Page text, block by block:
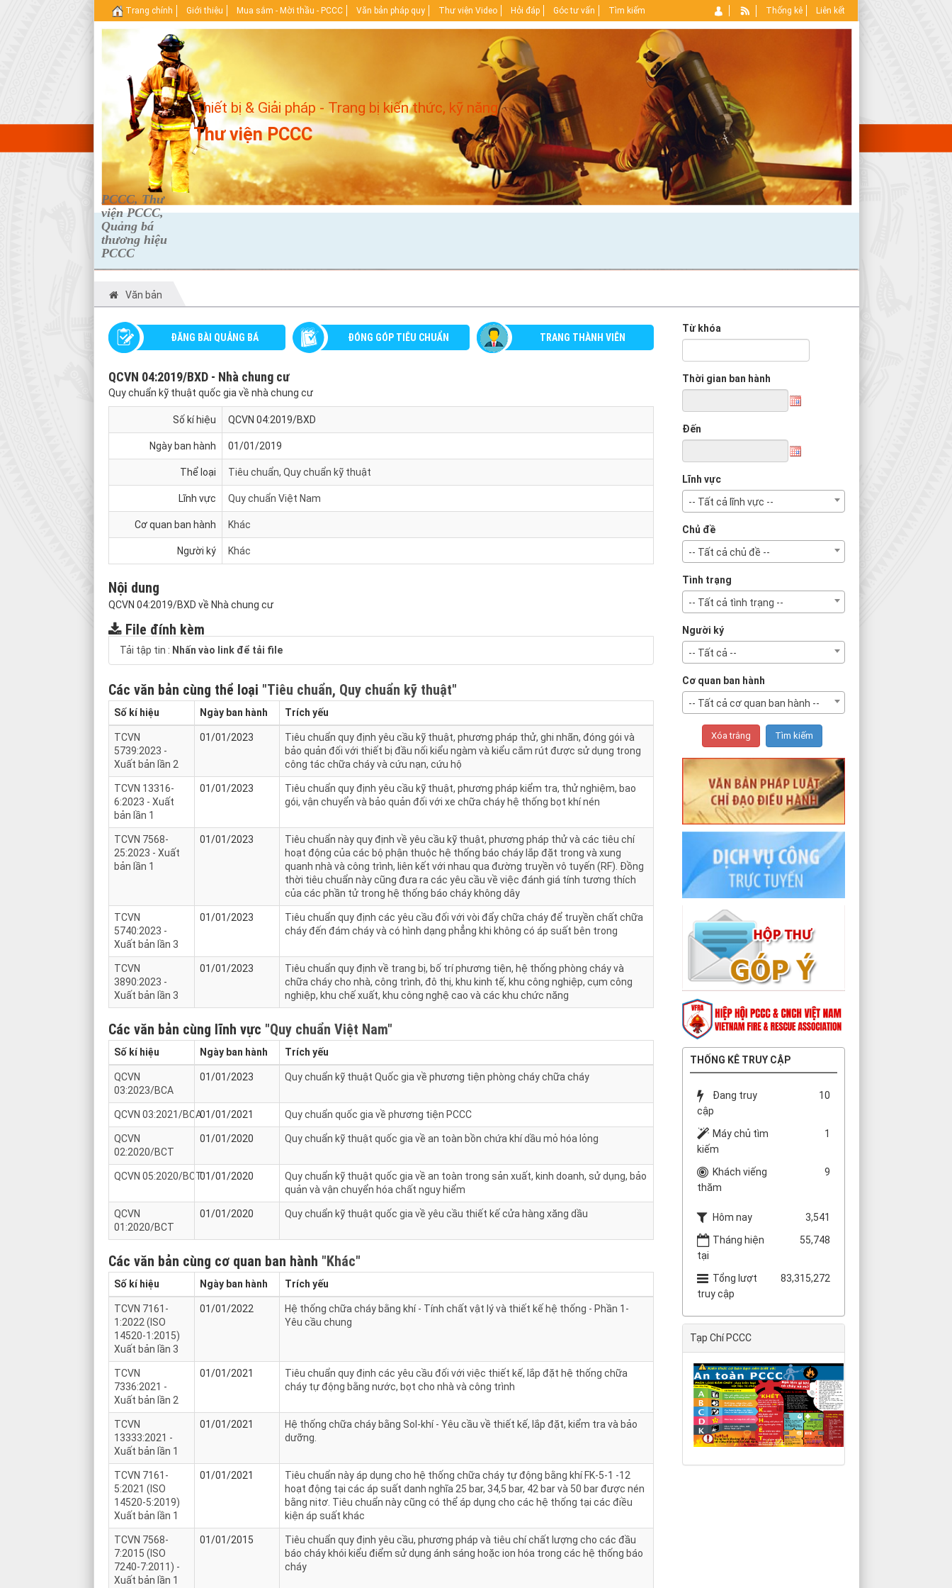
PCCC, Thư
viện PCCC,
Quảng bá
thương hiệu
PCCC
Thiết bị & Giải pháp - Trang bị kiến thức, kỹ năng
Thư viện PCCC
Trang chính Giới thiệu Mua sắm - Mời thầu - PCCC Văn bản pháp quy Thư viện Video Hỏi đáp Góc tư vấn Tìm kiếm Thống kê Liên kết
Văn bản
ĐĂNG BÀI QUẢNG BÁ ĐÓNG GÓP TIÊU CHUẨN TRANG THÀNH VIÊN
QCVN 04:2019/BXD - Nhà chung cư
Quy chuẩn kỹ thuật quốc gia về nhà chung cư
Số kí hiệu QCVN 04:2019/BXD
Ngày ban hành 01/01/2019
Thể loại Tiêu chuẩn, Quy chuẩn kỹ thuật
Lĩnh vực Quy chuẩn Việt Nam
Cơ quan ban hành Khác
Người ký Khác
Nội dung
QCVN 04:2019/BXD về Nhà chung cư
File đính kèm
Tải tập tin : Nhấn vào link để tải file
Các văn bản cùng thể loại "Tiêu chuẩn, Quy chuẩn kỹ thuật"
Số kí hiệu Ngày ban hành Trích yếu
TCVN
5739:2023 -
Xuất bản lần 2
01/01/2023
Tiêu chuẩn quy định yêu cầu kỹ thuật, phương pháp thử, ghi nhãn, đóng gói và
bảo quản đối với thiết bị đầu nối kiểu ngàm và kiểu cắm rút được sử dụng trong
công tác chữa cháy và cứu nạn, cứu hộ
TCVN 13316-
6:2023 - Xuất
bản lần 1
01/01/2023
Tiêu chuẩn quy định yêu cầu kỹ thuật, phương pháp kiểm tra, thử nghiệm, bao
gói, vận chuyển và bảo quản đối với xe chữa cháy hệ thống bọt khí nén
TCVN 7568-
25:2023 - Xuất
bản lần 1
01/01/2023
Tiêu chuẩn này quy định về yêu cầu kỹ thuật, phương pháp thử và các tiêu chí
hoạt động của các bộ phận thuộc hệ thống báo cháy lắp đặt trong và xung
quanh nhà và công trình, liên kết với nhau qua đường truyền vô tuyến (RF). Đồng
thời tiêu chuẩn này cũng đưa ra các yêu cầu về việc đánh giá tính tương thích
của các phần tử trong hệ thống báo cháy không dây
TCVN
5740:2023 -
Xuất bản lần 3
01/01/2023
Tiêu chuẩn quy định các yêu cầu đối với vòi đẩy chữa cháy để truyền chất chữa
cháy đến đám cháy và có hình dạng phẳng khi không có áp suất bên trong
TCVN
3890:2023 -
Xuất bản lần 3
01/01/2023
Tiêu chuẩn quy định về trang bị, bố trí phương tiện, hệ thống phòng cháy và
chữa cháy cho nhà, công trình, đô thị, khu kinh tế, khu công nghiệp, cụm công
nghiệp, khu chế xuất, khu công nghệ cao và các khu chức năng
Các văn bản cùng lĩnh vực "Quy chuẩn Việt Nam"
Số kí hiệu Ngày ban hành Trích yếu
QCVN
03:2023/BCA
01/01/2023 Quy chuẩn kỹ thuật Quốc gia về phương tiện phòng cháy chữa cháy
QCVN 03:2021/BCA01/01/2021 Quy chuẩn quốc gia về phương tiện PCCC
QCVN
02:2020/BCT
01/01/2020 Quy chuẩn kỹ thuật quốc gia về an toàn bồn chứa khí dầu mỏ hóa lỏng
QCVN 05:2020/BCT01/01/2020
Quy chuẩn kỹ thuật quốc gia về an toàn trong sản xuất, kinh doanh, sử dụng, bảo
quản và vận chuyển hóa chất nguy hiểm
QCVN
01:2020/BCT
01/01/2020 Quy chuẩn kỹ thuật quốc gia về yêu cầu thiết kế cửa hàng xăng dầu
Các văn bản cùng cơ quan ban hành "Khác"
Số kí hiệu Ngày ban hành Trích yếu
TCVN 7161-
1:2022 (ISO
14520-1:2015)
Xuất bản lần 3
01/01/2022
Hệ thống chữa cháy bằng khí - Tính chất vật lý và thiết kế hệ thống - Phần 1-
Yêu cầu chung
TCVN
7336:2021 -
Xuất bản lần 2
01/01/2021
Tiêu chuẩn quy định các yêu cầu đối với việc thiết kế, lắp đặt hệ thống chữa
cháy tự động bằng nước, bọt cho nhà và công trình
TCVN
13333:2021 -
Xuất bản lần 1
01/01/2021
Hệ thống chữa cháy bằng Sol-khí - Yêu cầu về thiết kế, lắp đặt, kiểm tra và bảo
dưỡng.
TCVN 7161-
5:2021 (ISO
14520-5:2019)
Xuất bản lần 1
01/01/2021
Tiêu chuẩn này áp dụng cho hệ thống chữa cháy tự động bằng khí FK-5-1 -12
hoạt động tại các áp suất danh nghĩa 25 bar, 34,5 bar, 42 bar và 50 bar được nén
bằng nitơ. Tiêu chuẩn này cũng có thể áp dụng cho các hệ thống tại các điều
kiện áp suất khác
TCVN 7568-
7:2015 (ISO
7240-7:2011) -
Xuất bản lần 1
01/01/2015
Tiêu chuẩn quy định yêu cầu, phương pháp và tiêu chí chất lượng cho các đầu
báo cháy khói kiểu điểm sử dụng ánh sáng hoặc ion hóa trong các hệ thống báo
cháy
Từ khóa
Thời gian ban hành
Đến
Lĩnh vực
-- Tất cả lĩnh vực --
Chủ đề
-- Tất cả chủ đề --
Tình trạng
-- Tất cả tình trạng --
Người ký
-- Tất cả --
Cơ quan ban hành
-- Tất cả cơ quan ban hành --
THỐNG KÊ TRUY CẬP
Đang truy
cập
10
Máy chủ tìm
kiếm
1
Khách viếng
thăm
9
Hôm nay
3,541
Tháng hiện
tại
55,748
Tổng lượt
truy cập
83,315,272
Tạp Chí PCCC